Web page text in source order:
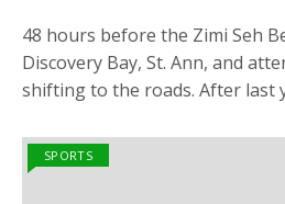
48 hours before the Zimi Seh
Discovery Bay, St. Ann, and
shifting to the roads. After last
SPORTS